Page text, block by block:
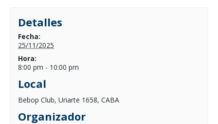
Detalles
Fecha:
25/11/2025
Hora:
8:00 pm - 10:00 pm
Local
Bebop Club, Uriarte 1658, CABA
Organizador